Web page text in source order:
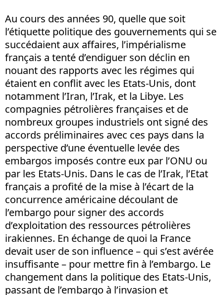
Au cours des années 90, quelle que soit
l’étiquette politique des gouvernements qui se
succédaient aux affaires, l’impérialisme
français a tenté d’endiguer son déclin en
nouant des rapports avec les régimes qui
étaient en conflit avec les Etats-Unis, dont
notamment l’Iran, l’Irak, et la Libye. Les
compagnies pétrolières françaises et de
nombreux groupes industriels ont signé des
accords préliminaires avec ces pays dans la
perspective d’une éventuelle levée des
embargos imposés contre eux par l’ONU ou
par les Etats-Unis. Dans le cas de l’Irak, l’Etat
français a profité de la mise à l’écart de la
concurrence américaine découlant de
l’embargo pour signer des accords
d’exploitation des ressources pétrolières
irakiennes. En échange de quoi la France
devait user de son influence – qui s’est avérée
insuffisante – pour mettre fin à l’embargo. Le
changement dans la politique des Etats-Unis,
passant de l’embargo à l’invasion et